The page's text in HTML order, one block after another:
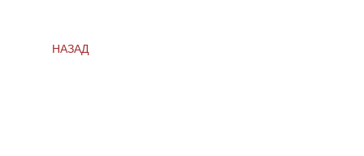
НАЗАД